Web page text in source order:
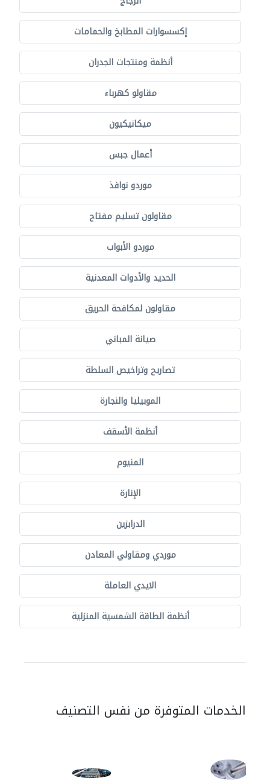
إكسسوارات المطابخ والحمامات
أنظمة ومنتجات الجدران
مقاولو كهرباء
ميكانيكيون
أعمال جبس
موردو نوافذ
مقاولون تسليم مفتاح
موردو الأبواب
الحديد والأدوات المعدنية
مقاولون لمكافحة الحريق
صيانة المباني
تصاريح وتراخيص السلطة
الموبيليا والنجارة
أنظمة الأسقف
المنيوم
الإنارة
الدرابزين
موردي ومقاولي المعادن
الايدي العاملة
أنظمة الطاقة الشمسية المنزلية
الخدمات المتوفرة من نفس التصنيف